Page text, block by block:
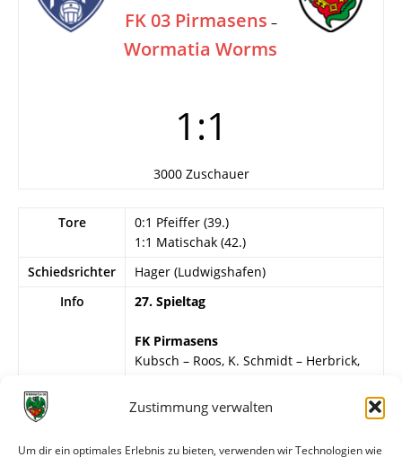
Zustimmung verwalten
Um dir ein optimales Erlebnis zu bieten, verwenden wir Technologien wie
FK 03 Pirmasens –
Wormatia Worms
1:1
3000 Zuschauer
Tore
0:1 Pfeiffer (39.)
1:1 Matischak (42.)
Schiedsrichter
Hager (Ludwigshafen)
Info
27. Spieltag
FK Pirmasens
Kubsch – Roos, K. Schmidt – Herbrick,
Matischak, Kapitulski, Weishaar.